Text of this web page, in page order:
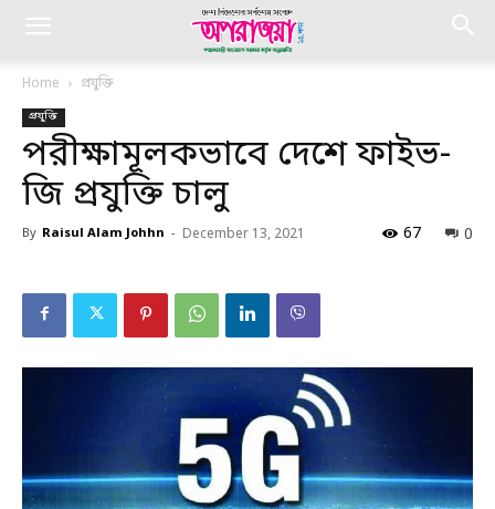
Home প্রযুক্তি
প্রযুক্তি
পরীক্ষামূলকভাবে দেশে ফাইভ-
জি প্রযুক্তি চালু
By Raisul Alam Johhn - December 13, 2021 0
67